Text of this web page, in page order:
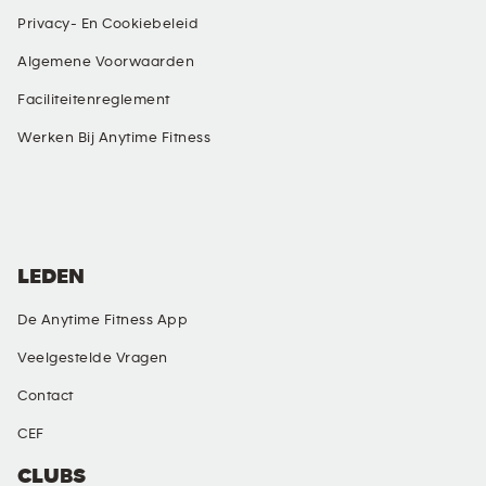
Privacy- En Cookiebeleid
Algemene Voorwaarden
Faciliteitenreglement
Werken Bij Anytime Fitness
CLUBS
LEDEN
De Anytime Fitness App
Veelgestelde Vragen
Contact
CEF